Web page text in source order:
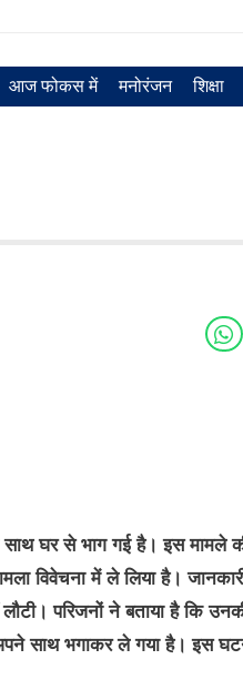
आज फोकस में मनोरंजन शिक्षा
घर से भाग गई है। इस मामले
विवेचना में ले लिया है।
परिजनों ने बताया है कि
साथ भगाकर ले गया है। इस